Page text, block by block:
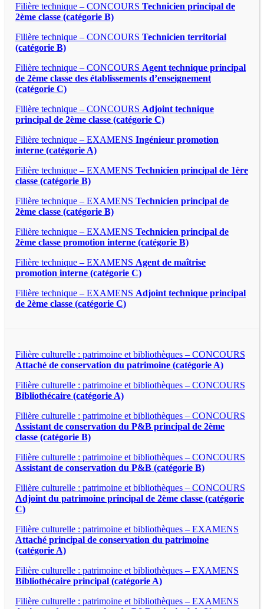
Filière technique – CONCOURS Technicien principal de
2ème classe (catégorie B)
Filière technique – CONCOURS Technicien territorial
(catégorie B)
Filière technique – CONCOURS Agent technique principal
de 2ème classe des établissements d’enseignement
(catégorie C)
Filière technique – CONCOURS Adjoint technique
principal de 2ème classe (catégorie C)
Filière technique – EXAMENS Ingénieur promotion
interne (catégorie A)
Filière technique – EXAMENS Technicien principal de 1ère
classe (catégorie B)
Filière technique – EXAMENS Technicien principal de
2ème classe (catégorie B)
Filière technique – EXAMENS Technicien principal de
2ème classe promotion interne (catégorie B)
Filière technique – EXAMENS Agent de maîtrise
promotion interne (catégorie C)
Filière technique – EXAMENS Adjoint technique principal
de 2ème classe (catégorie C)
Filière culturelle : patrimoine et bibliothèques – CONCOURS
Attaché de conservation du patrimoine (catégorie A)
Filière culturelle : patrimoine et bibliothèques – CONCOURS
Bibliothécaire (catégorie A)
Filière culturelle : patrimoine et bibliothèques – CONCOURS
Assistant de conservation du P&B principal de 2ème
classe (catégorie B)
Filière culturelle : patrimoine et bibliothèques – CONCOURS
Assistant de conservation du P&B (catégorie B)
Filière culturelle : patrimoine et bibliothèques – CONCOURS
Adjoint du patrimoine principal de 2ème classe (catégorie
C)
Filière culturelle : patrimoine et bibliothèques – EXAMENS
Attaché principal de conservation du patrimoine
(catégorie A)
Filière culturelle : patrimoine et bibliothèques – EXAMENS
Bibliothécaire principal (catégorie A)
Filière culturelle : patrimoine et bibliothèques – EXAMENS